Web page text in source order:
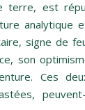
terre, est
analytique
signe de
son
Ces